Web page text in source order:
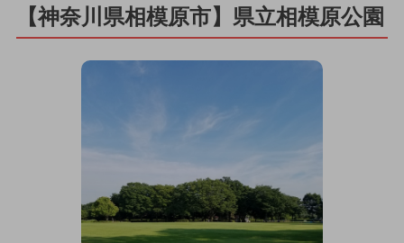
【神奈川県相模原市】県立相模原公園